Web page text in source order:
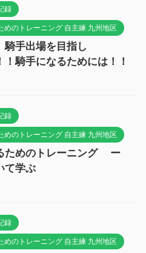
録
めのトレーニング 自主練 九州地区
手出場を目指し
！騎手になるためには！！
録
めのトレーニング 自主練 九州地区
ためのトレーニング ー
て学ぶ
録
めのトレーニング 自主練 九州地区